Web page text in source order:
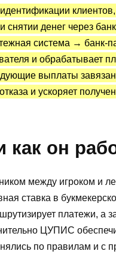
мобильное приложение
операции с
средств с ЦУПИС
и их решения
снятии денег через
система → банк-
и обрабатывает
выплаты
и ускоряет
он
между игроком и
ставка в
платежи, а
ЦУПИС
по правилам и с